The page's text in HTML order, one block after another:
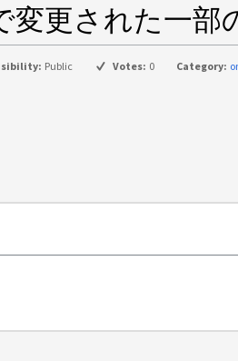
変更された一
Public Votes: 0 Category: